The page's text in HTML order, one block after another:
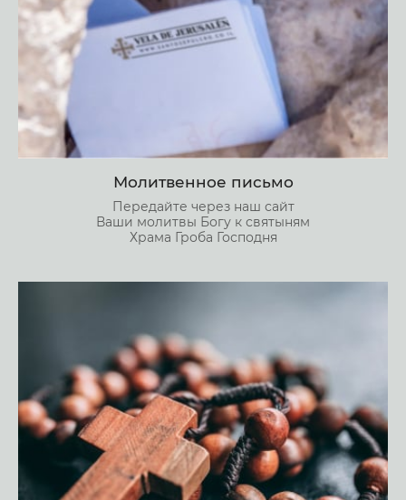
Молитвенное письмо
Передайте через наш сайт
Ваши молитвы Богу к святыням
Храма Гроба Господня